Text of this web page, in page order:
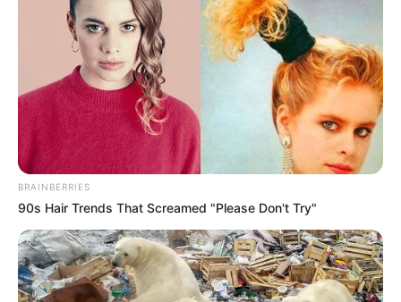
BRAINBERRIES
90s Hair Trends That Screamed "Please Don't Try"